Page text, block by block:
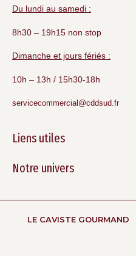
Du lundi au samedi :
8h30 – 19h15 non stop
Dimanche et jours fériés :
10h – 13h / 15h30-18h
servicecommercial@cddsud.fr
Liens utiles
Notre univers
LE CAVISTE GOURMAND